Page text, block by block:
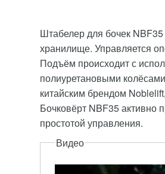
Штабелер для бочек
хранилище. Управляется
Подъём происходит с
полиуретановыми
китайским брендом
Бочковёрт NBF35 активно
простотой управления.
Описание
Видео